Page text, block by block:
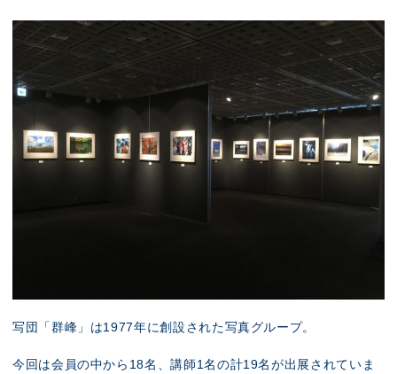
写団「群峰」は1977年に創設された写真グループ。
今回は会員の中から18名、講師1名の計19名が出展されていま